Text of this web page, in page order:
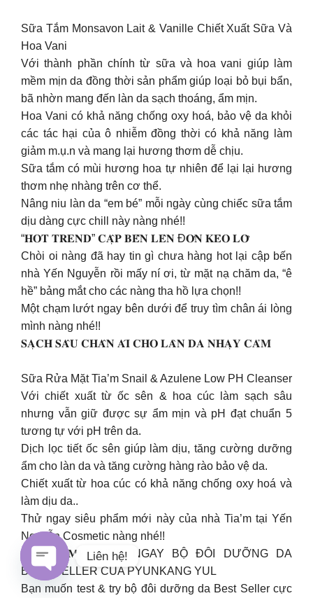
Sữa Tắm Monsavon Lait & Vanille Chiết Xuất Sữa Và
Hoa Vani
Với thành phần chính từ sữa và hoa vani giúp làm
mềm mịn da đồng thời sản phẩm giúp loại bỏ bụi bẩn,
bã nhờn mang đến làn da sạch thoáng, ẩm mịn.
Hoa Vani có khả năng chống oxy hoá, bảo vệ da khỏi
các tác hại của ô nhiễm đồng thời có khả năng làm
giảm m.ụ.n và mang lại hương thơm dễ chịu.
Sữa tắm có mùi hương hoa tự nhiên để lại lại hương
thơm nhẹ nhàng trên cơ thể.
Nâng niu làn da “em bé” mỗi ngày cùng chiếc sữa tắm
dịu dàng cực chill này nàng nhé!!
“𝐇𝐎𝐓 𝐓𝐑𝐄𝐍𝐃” 𝐂𝐀̣̂𝐏 𝐁𝐄̂́𝐍 𝐋𝐄̂𝐍 Đ𝐎̛𝐍 𝐊𝐄̉𝐎 𝐋𝐎̛̃
Chòi oi nàng đã hay tin gì chưa hàng hot lại cập bến
nhà Yến Nguyễn rồi mấy ní ơi, từ mặt nạ chăm da, “ê
hề” bảng mắt cho các nàng tha hồ lựa chọn!!
Một chạm lướt ngay bên dưới để truy tìm chân ái lòng
mình nàng nhé!!
𝐒𝐀̣𝐂𝐇 𝐒𝐀̂𝐔 𝐂𝐇𝐀̂𝐍 𝐀́𝐈 𝐂𝐇𝐎 𝐋𝐀̀𝐍 𝐃𝐀 𝐍𝐇𝐀̣𝐘 𝐂𝐀̉𝐌
Sữa Rửa Mặt Tia’m Snail & Azulene Low PH Cleanser
Với chiết xuất từ ốc sên & hoa cúc làm sạch sâu
nhưng vẫn giữ được sự ẩm mịn và pH đạt chuẩn 5
tương tự với pH trên da.
Dịch lọc tiết ốc sên giúp làm dịu, tăng cường dưỡng
ẩm cho làn da và tăng cường hàng rào bảo vệ da.
Chiết xuất từ hoa cúc có khả năng chống oxy hoá và
làm dịu da..
Thử ngay siêu phẩm mới này của nhà Tia’m tại Yến
Nguyễn Cosmetic nàng nhé!!
[𝐌𝐈𝐍𝐈𝐆𝐀𝐌𝐄] RINH NGAY BỘ ĐÔI DƯỠNG DA
BEST SELLER CỦA PYUNKANG YUL
Bạn muốn test & try bộ đôi dưỡng da Best Seller cực
Liên hệ!
Open